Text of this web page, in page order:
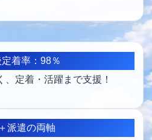
定着率：98％
定着・活躍まで支援！
派遣の両軸